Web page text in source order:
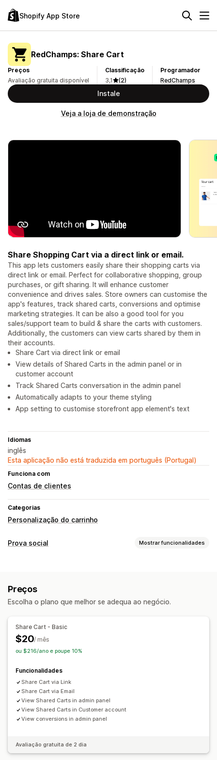
Shopify App Store
RedChamps: Share Cart
Preços
Avaliação gratuita disponível
Classificação
3,1
(2)
Programador
RedChamps
Instale
Veja a loja de demonstração
Share Shopping Cart via a direct link or email.
This app lets customers easily share their shopping carts via
direct link or email. Perfect for collaborative shopping, group
purchases, or gift sharing. It will enhance customer
convenience and drives sales. Store owners can customise the
app's features, track shared carts, conversions and optimise
marketing strategies. It can be also a good tool for you
sales/support team to build & share the carts with customers.
Additionally, the customers can view carts shared by them in
their accounts.
Share Cart via direct link or email
View details of Shared Carts in the admin panel or in
customer account
Track Shared Carts conversation in the admin panel
Automatically adapts to your theme styling
App setting to customise storefront app element's text
Idiomas
inglês
Esta aplicação não está traduzida em português (Portugal)
Funciona com
Contas de clientes
Categorias
Personalização do carrinho
Prova social Mostrar funcionalidades
Preços
Escolha o plano que melhor se adequa ao negócio.
Share Cart - Basic
$20/ mês
ou $216/ano e poupe 10%
Funcionalidades
Share Cart via Link
Share Cart via Email
View Shared Carts in admin panel
View Shared Carts in Customer account
View conversions in admin panel
Avaliação gratuita de 2 dia